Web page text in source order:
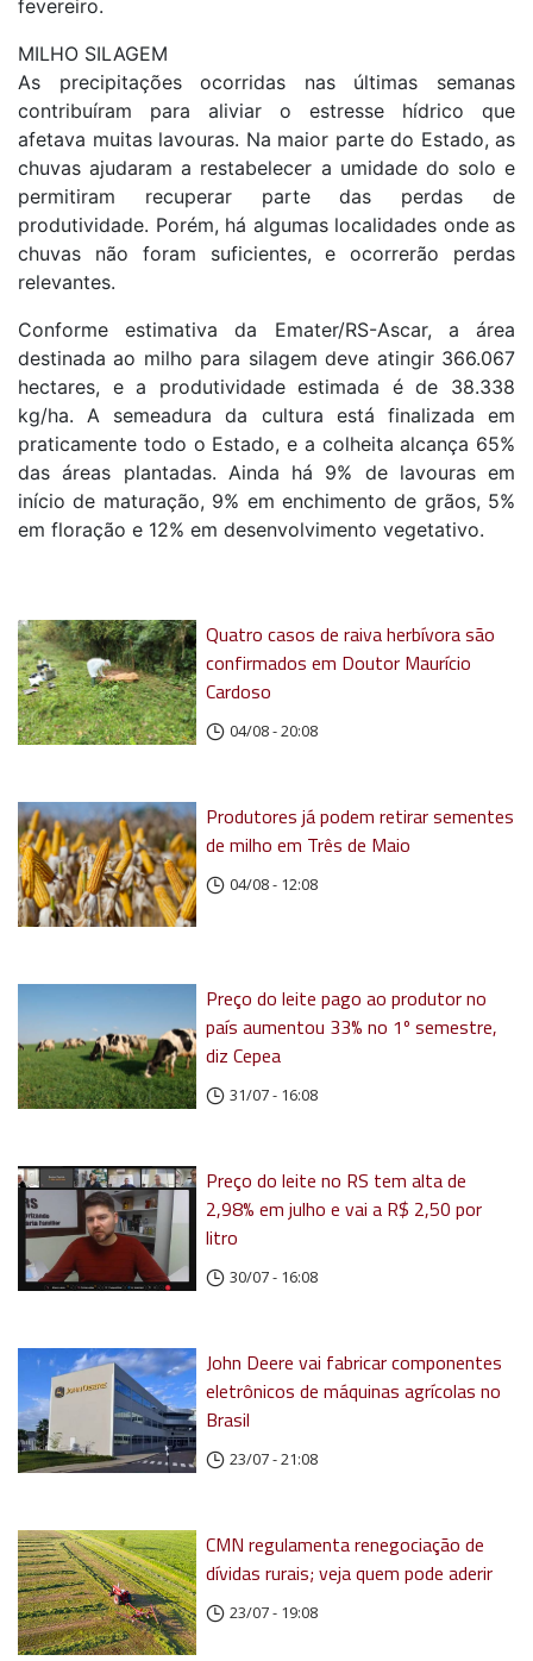
fevereiro.
MILHO SILAGEM
As precipitações ocorridas nas últimas semanas
contribuíram para aliviar o estresse hídrico que
afetava muitas lavouras. Na maior parte do Estado, as
chuvas ajudaram a restabelecer a umidade do solo e
permitiram recuperar parte das perdas de
produtividade. Porém, há algumas localidades onde as
chuvas não foram suficientes, e ocorrerão perdas
relevantes.
Conforme estimativa da Emater/RS-Ascar, a área
destinada ao milho para silagem deve atingir 366.067
hectares, e a produtividade estimada é de 38.338
kg/ha. A semeadura da cultura está finalizada em
praticamente todo o Estado, e a colheita alcança 65%
das áreas plantadas. Ainda há 9% de lavouras em
início de maturação, 9% em enchimento de grãos, 5%
em floração e 12% em desenvolvimento vegetativo.
Quatro casos de raiva herbívora são
confirmados em Doutor Maurício
Cardoso
04/08 - 20:08
Produtores já podem retirar sementes
de milho em Três de Maio
04/08 - 12:08
Preço do leite pago ao produtor no
país aumentou 33% no 1º semestre,
diz Cepea
31/07 - 16:08
Preço do leite no RS tem alta de
2,98% em julho e vai a R$ 2,50 por
litro
30/07 - 16:08
John Deere vai fabricar componentes
eletrônicos de máquinas agrícolas no
Brasil
23/07 - 21:08
CMN regulamenta renegociação de
dívidas rurais; veja quem pode aderir
23/07 - 19:08